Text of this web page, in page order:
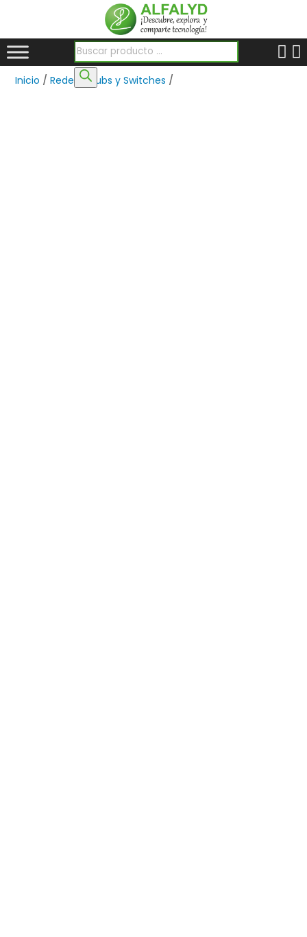
Búsqueda de productos
Inicio /Redes /Hubs y Switches /